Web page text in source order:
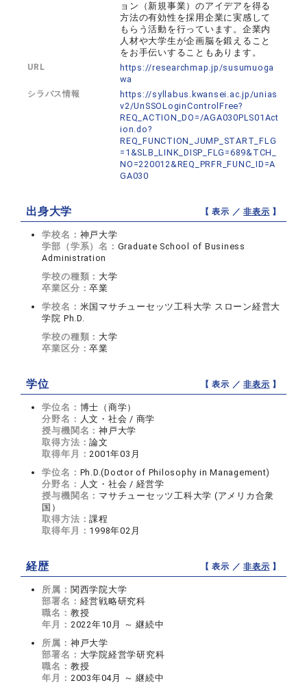
ョン（新規事業）のアイデアを得る
方法の有効性を採用企業に実感して
もらう活動を行っています。企業内
人材や大学生が企画脳を鍛えること
をお手伝いすることもあります。
URL
https://researchmap.jp/susumuoga
wa
シラバス情報
https://syllabus.kwansei.ac.jp/unias
v2/UnSSOLoginControlFree?
REQ_ACTION_DO=/AGA030PLS01Act
ion.do?
REQ_FUNCTION_JUMP_START_FLG
=1&SLB_LINK_DISP_FLG=689&TCH_
NO=220012&REQ_PRFR_FUNC_ID=A
GA030
出身大学 【 表示 ／非表示 】
学校名： 神戸大学
学部（学系）名： Graduate School of Business
Administration
学校の種類： 大学
卒業区分：卒業
学校名： 米国マサチューセッツ工科大学 スローン経営大
学院 Ph.D.
学校の種類： 大学
卒業区分：卒業
学位 【 表示 ／非表示 】
学位名： 博士（商学）
分野名： 人文・社会 / 商学
授与機関名：神戸大学
取得方法：論文
取得年月：2001年03月
学位名： Ph.D.(Doctor of Philosophy in Management)
分野名： 人文・社会 / 経営学
授与機関名： マサチューセッツ工科大学 (アメリカ合衆
国）
取得方法：課程
取得年月： 1998年02月
経歴 【 表示 ／非表示 】
所属： 関西学院大学
部署名： 経営戦略研究科
職名： 教授
年月： 2022年10月 ～ 継続中
所属： 神戸大学
部署名： 大学院経営学研究科
職名： 教授
年月： 2003年04月 ～ 継続中